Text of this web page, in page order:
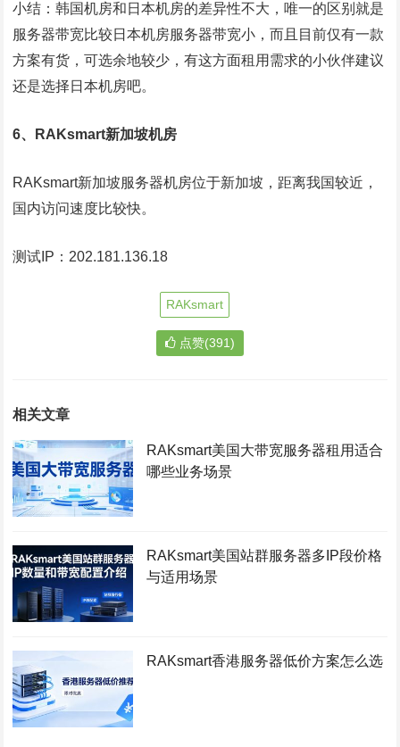
小结：韩国机房和日本机房的差异性不大，唯一的区别就是
服务器带宽比较日本机房服务器带宽小，而且目前仅有一款
方案有货，可选余地较少，有这方面租用需求的小伙伴建议
还是选择日本机房吧。
6、RAKsmart新加坡机房
RAKsmart新加坡服务器机房位于新加坡，距离我国较近，
国内访问速度比较快。
测试IP：202.181.136.18
RAKsmart
点赞(391)
相关文章
RAKsmart美国大带宽服务器租用适合
哪些业务场景
RAKsmart美国站群服务器多IP段价格
与适用场景
RAKsmart香港服务器低价方案怎么选